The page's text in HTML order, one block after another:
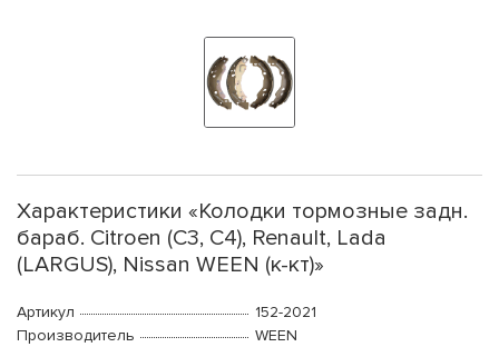
Характеристики «Колодки тормозные задн.
бараб. Citroen (C3, C4), Renault, Lada
(LARGUS), Nissan WEEN (к-кт)»
Артикул
152-2021
Производитель
WEEN